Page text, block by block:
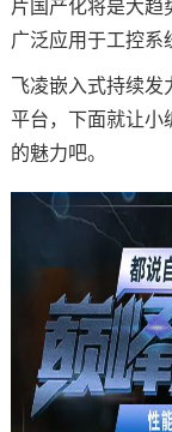
片 国产化将是大趋
广泛应用于工控系
飞凌嵌入式持续发
平台，下面就让小
的魅力吧。